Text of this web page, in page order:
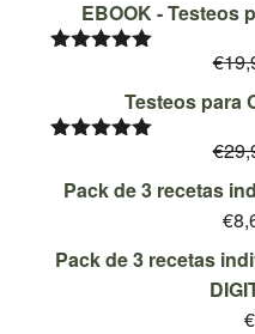
EBOOK - Testeos
€
Testeos para
5
€
Pack de 3 recetas
€
Pack de 3 recetas
€